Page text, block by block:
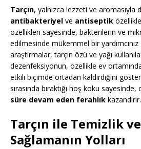
Tarçın, yalnızca lezzeti ve aromasıyla
antibakteriyel ve antiseptik
özellikleri sayesinde, bakterilerin ve
edilmesinde mükemmel bir
araştırmalar, tarçın özü ve yağı
dezenfeksiyonun, özellikle ev
etkili biçimde ortadan kaldırdığını
sırasında bıraktığı hoş koku sayesinde,
süre devam eden ferahlık kazandırır.
Tarçın ile Temizlik
Sağlamanın Yolları